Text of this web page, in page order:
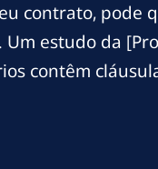
contrato, pode
estudo da
contêm